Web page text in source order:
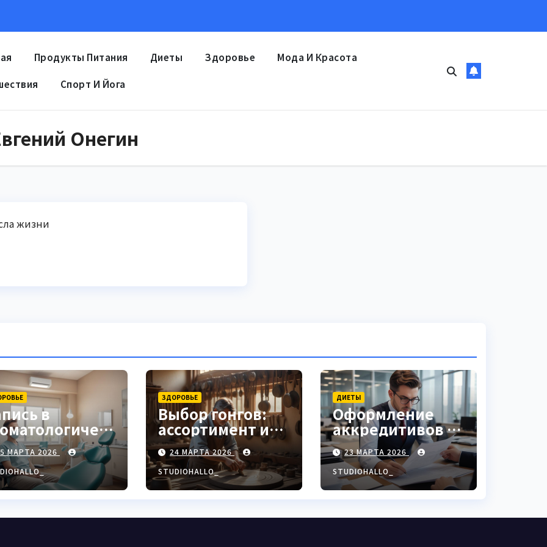
Продукты Питания Диеты Здоровье Мода И Красота
Спорт И Йога
Онегин
жизни
в
клинику
МАРТА 2026
ЗДОРОВЬЕ
Выбор гонгов:
ассортимент и
характеристики
24 МАРТА 2026
STUDIOHALLO_
ДИЕТЫ
Оформление
аккредитивов в
международной
торговле
23 МАРТА 2026
STUDIOHALLO_